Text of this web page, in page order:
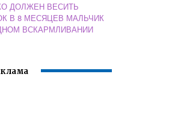
ДОЛЖЕН ВЕСИТЬ
В 8 МЕСЯЦЕВ МАЛЬЧИК
ВСКАРМЛИВАНИИ